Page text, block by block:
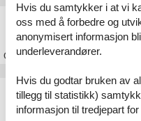
Feriehus
OmBratten
Feriehus
Hvis du samtykker i at vi
oss med å forbedre og
anonymisert informasjon
underleverandører.
Hvis du godtar bruken av
tillegg til statistikk)
informasjon til tredjepart